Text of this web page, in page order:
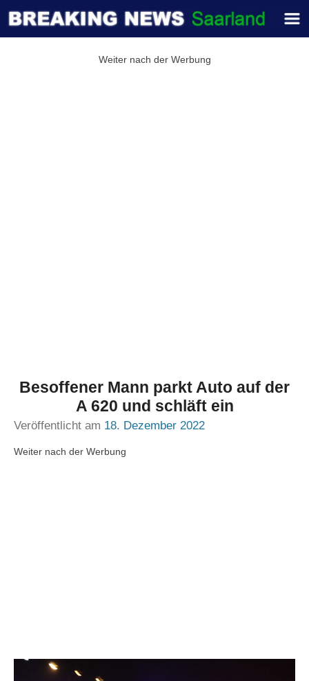
Weiter nach der Werbung
Besoffener Mann parkt Auto auf der
A 620 und schläft ein
Veröffentlicht am 18. Dezember 2022
Weiter nach der Werbung